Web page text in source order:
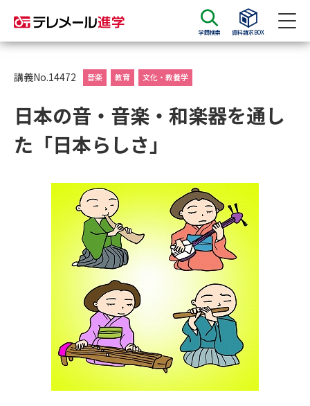
学問検索 資料請求BOX
資料請求
大学・短大の資料種類から請求
総合型選抜・学校推薦型選抜 募
大学入学共通テスト利用選抜の
募集要項＆願書
大学・短大以外の資料から請求
専門学校の資料請求 大学院の資料請求
留学・進学関連、塾・予備校
大学入学共通テスト「受験案
内」の請求
配慮案内」の請求
高等学校卒業程度認定試験
講義No.14472 音楽 教育 文化・教養学
日本の音・音楽・和楽器を通し
た「日本らしさ」